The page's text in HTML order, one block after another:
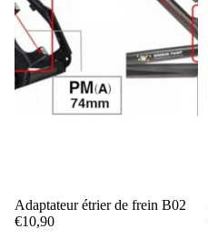
Adaptateur étrier de frein B02
€10,90